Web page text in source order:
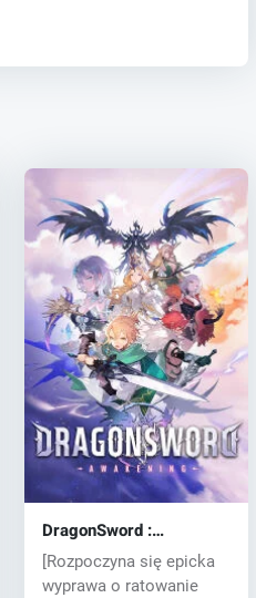
DragonSword :
Awakening (PC) key
[Rozpoczyna się epicka
wyprawa o ratowanie